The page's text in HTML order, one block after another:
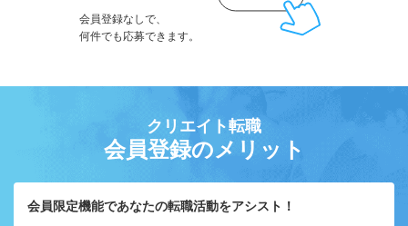
会員登録なしで、
何件でも応募できます。
クリエイト転職
会員登録のメリット
会員限定機能であなたの転職活動をアシスト！